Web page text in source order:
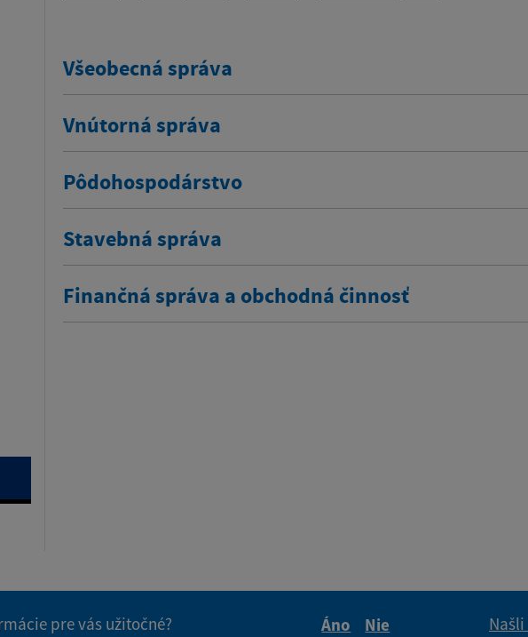
Všeobecná správa
Vnútorná správa
Pôdohospodárstvo
Stavebná správa
Finančná správa a obchodná činnosť
pre vás užitočné?
Áno
Nie